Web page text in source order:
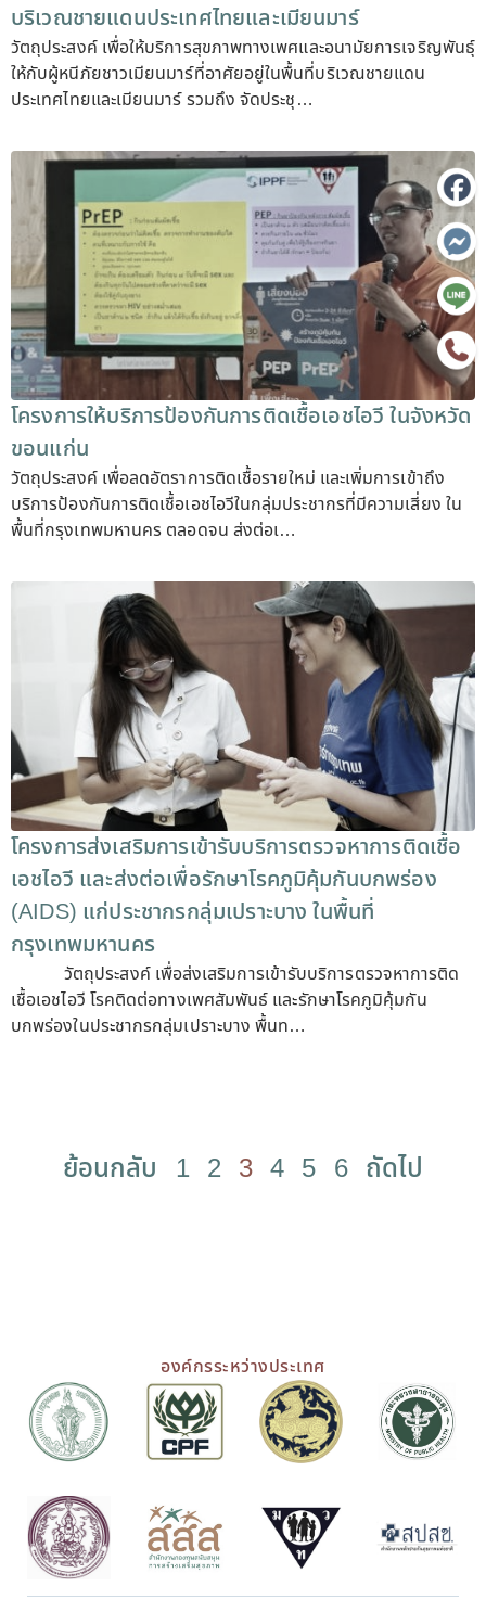
บริเวณชายแดนประเทศไทยและเมียนมาร์
วัตถุประสงค์ เพื่อให้บริการสุขภาพทางเพศและอนามัยการเจริญพันธุ์
ให้กับผู้หนีภัยชาวเมียนมาร์ที่อาศัยอยู่ในพื้นที่บริเวณชายแดน
ประเทศไทยและเมียนมาร์ รวมถึง จัดประชุ…
โครงการให้บริการป้องกันการติดเชื้อเอชไอวี ในจังหวัด
ขอนแก่น
วัตถุประสงค์ เพื่อลดอัตราการติดเชื้อรายใหม่ และเพิ่มการเข้าถึง
บริการป้องกันการติดเชื้อเอชไอวีในกลุ่มประชากรที่มีความเสี่ยง ใน
พื้นที่กรุงเทพมหานคร ตลอดจน ส่งต่อเ…
โครงการส่งเสริมการเข้ารับบริการตรวจหาการติดเชื้อ
เอชไอวี และส่งต่อเพื่อรักษาโรคภูมิคุ้มกันบกพร่อง
(AIDS) แก่ประชากรกลุ่มเปราะบาง ในพื้นที่
กรุงเทพมหานคร
วัตถุประสงค์ เพื่อส่งเสริมการเข้ารับบริการตรวจหาการติด
เชื้อเอชไอวี โรคติดต่อทางเพศสัมพันธ์ และรักษาโรคภูมิคุ้มกัน
บกพร่องในประชากรกลุ่มเปราะบาง พื้นท…
ย้อนกลับ 1 2 3 4 5 6 ถัดไป
องค์กรระหว่างประเทศ